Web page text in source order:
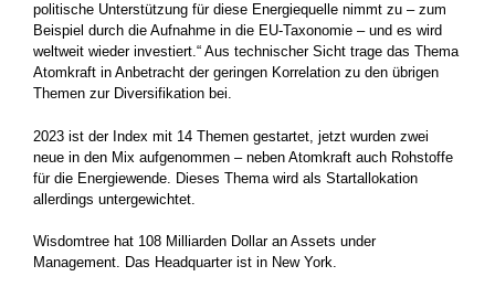
politische Unterstützung für diese Energiequelle nimmt zu – zum
Beispiel durch die Aufnahme in die EU-Taxonomie – und es wird
weltweit wieder investiert.“ Aus technischer Sicht trage das Thema
Atomkraft in Anbetracht der geringen Korrelation zu den übrigen
Themen zur Diversifikation bei.
2023 ist der Index mit 14 Themen gestartet, jetzt wurden zwei
neue in den Mix aufgenommen – neben Atomkraft auch Rohstoffe
für die Energiewende. Dieses Thema wird als Startallokation
allerdings untergewichtet.
Wisdomtree hat 108 Milliarden Dollar an Assets under
Management. Das Headquarter ist in New York.